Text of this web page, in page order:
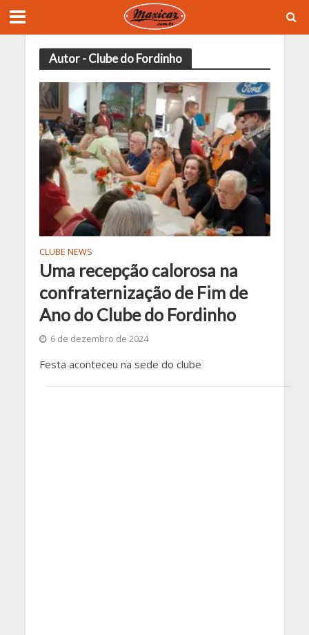
Autor - Clube do Fordinho
CLUBE NEWS
Uma recepção calorosa na
confraternização de Fim de
Ano do Clube do Fordinho
6 de dezembro de 2024
Festa aconteceu na sede do clube